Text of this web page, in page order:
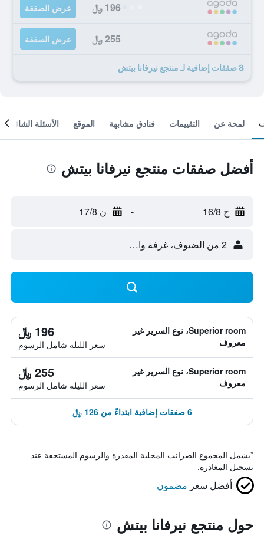
196 ﷼ عرض الصفقة
255 ﷼ عرض الصفقة
8 صفقات إضافية لـ منتجع نيرفانا بيتش
لمحة عن التقييمات فنادق مشابهة الموقع الأسئلة الشائعة
أفضل صفقات منتجع نيرفانا بيتش
ح 16/8 - ن 17/8
2 من الضيوف، غرفة واحدة
Superior room، نوع السرير غير
معروف
196 ﷼
سعر الليلة شامل الرسوم
Superior room، نوع السرير غير
معروف
255 ﷼
سعر الليلة شامل الرسوم
6 صفقات إضافية ابتداءً من 126 ﷼
*يشمل المجموع الضرائب المحلية المقدرة والرسوم المستحقة عند
تسجيل المغادرة.
أفضل سعر مضمون
حول منتجع نيرفانا بيتش